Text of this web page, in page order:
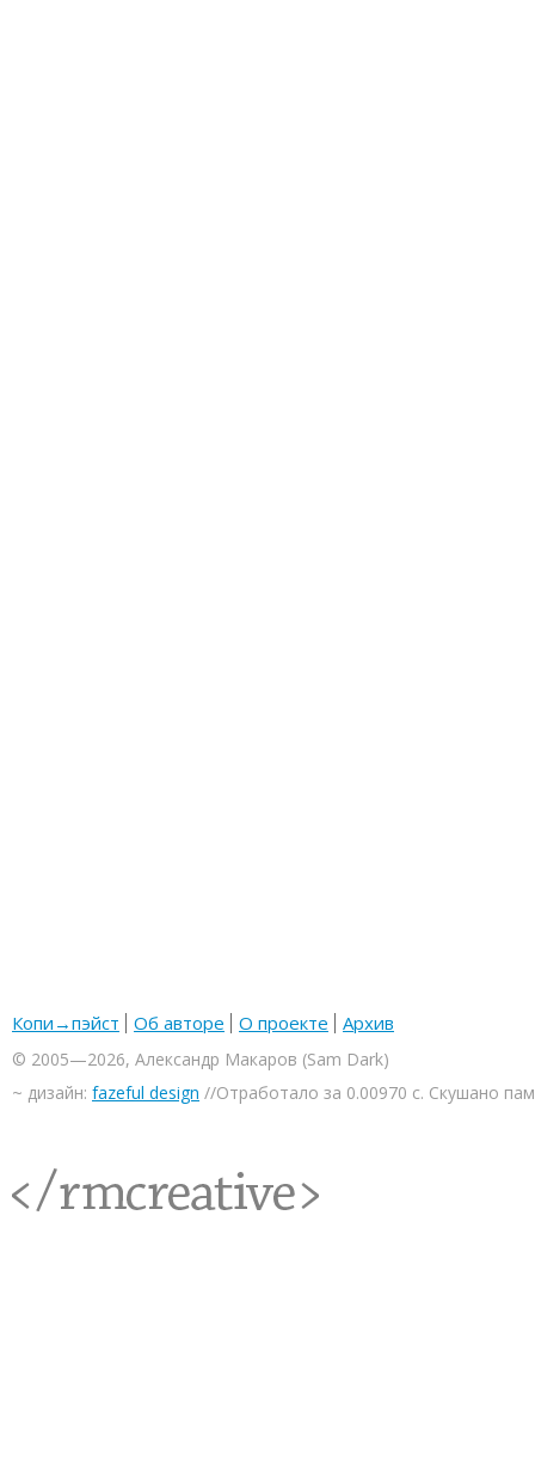
Копи→пэйст Об авторе О проекте Архив
© 2005—2026, Александр Макаров (Sam Dark)
~ дизайн: fazeful design //Отработало за 0.00970 с. Скушано
<rmcreative/>